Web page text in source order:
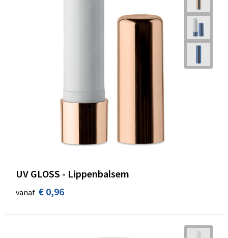
UV GLOSS - Lippenbalsem
vanaf € 0,96